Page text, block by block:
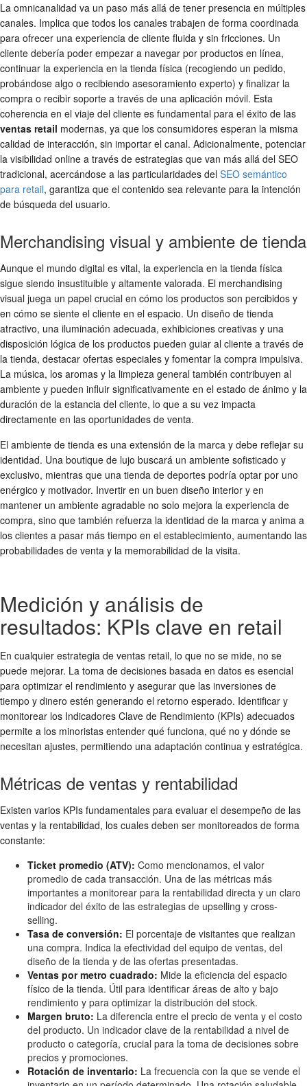
La omnicanalidad va un paso más allá de tener presencia en múltiples
canales. Implica que todos los canales trabajen de forma coordinada
para ofrecer una experiencia de cliente fluida y sin fricciones. Un
cliente debería poder empezar a navegar por productos en línea,
continuar la experiencia en la tienda física (recogiendo un pedido,
probándose algo o recibiendo asesoramiento experto) y finalizar la
compra o recibir soporte a través de una aplicación móvil. Esta
coherencia en el viaje del cliente es fundamental para el éxito de las
ventas retail modernas, ya que los consumidores esperan la misma
calidad de interacción, sin importar el canal. Adicionalmente, potenciar
la visibilidad online a través de estrategias que van más allá del SEO
tradicional, acercándose a las particularidades del SEO semántico
para retail, garantiza que el contenido sea relevante para la intención
de búsqueda del usuario.
Merchandising visual y ambiente de tienda
Aunque el mundo digital es vital, la experiencia en la tienda física
sigue siendo insustituible y altamente valorada. El merchandising
visual juega un papel crucial en cómo los productos son percibidos y
en cómo se siente el cliente en el espacio. Un diseño de tienda
atractivo, una iluminación adecuada, exhibiciones creativas y una
disposición lógica de los productos pueden guiar al cliente a través de
la tienda, destacar ofertas especiales y fomentar la compra impulsiva.
La música, los aromas y la limpieza general también contribuyen al
ambiente y pueden influir significativamente en el estado de ánimo y la
duración de la estancia del cliente, lo que a su vez impacta
directamente en las oportunidades de venta.
El ambiente de tienda es una extensión de la marca y debe reflejar su
identidad. Una boutique de lujo buscará un ambiente sofisticado y
exclusivo, mientras que una tienda de deportes podría optar por uno
enérgico y motivador. Invertir en un buen diseño interior y en
mantener un ambiente agradable no solo mejora la experiencia de
compra, sino que también refuerza la identidad de la marca y anima a
los clientes a pasar más tiempo en el establecimiento, aumentando las
probabilidades de venta y la memorabilidad de la visita.
Medición y análisis de
resultados: KPIs clave en retail
En cualquier estrategia de ventas retail, lo que no se mide, no se
puede mejorar. La toma de decisiones basada en datos es esencial
para optimizar el rendimiento y asegurar que las inversiones de
tiempo y dinero estén generando el retorno esperado. Identificar y
monitorear los Indicadores Clave de Rendimiento (KPIs) adecuados
permite a los minoristas entender qué funciona, qué no y dónde se
necesitan ajustes, permitiendo una adaptación continua y estratégica.
Métricas de ventas y rentabilidad
Existen varios KPIs fundamentales para evaluar el desempeño de las
ventas y la rentabilidad, los cuales deben ser monitoreados de forma
constante:
Ticket promedio (ATV): Como mencionamos, el valor
promedio de cada transacción. Una de las métricas más
importantes a monitorear para la rentabilidad directa y un claro
indicador del éxito de las estrategias de upselling y cross-
selling.
Tasa de conversión: El porcentaje de visitantes que realizan
una compra. Indica la efectividad del equipo de ventas, del
diseño de la tienda y de las ofertas presentadas.
Ventas por metro cuadrado: Mide la eficiencia del espacio
físico de la tienda. Útil para identificar áreas de alto y bajo
rendimiento y para optimizar la distribución del stock.
Margen bruto: La diferencia entre el precio de venta y el costo
del producto. Un indicador clave de la rentabilidad a nivel de
producto o categoría, crucial para la toma de decisiones sobre
precios y promociones.
Rotación de inventario: La frecuencia con la que se vende el